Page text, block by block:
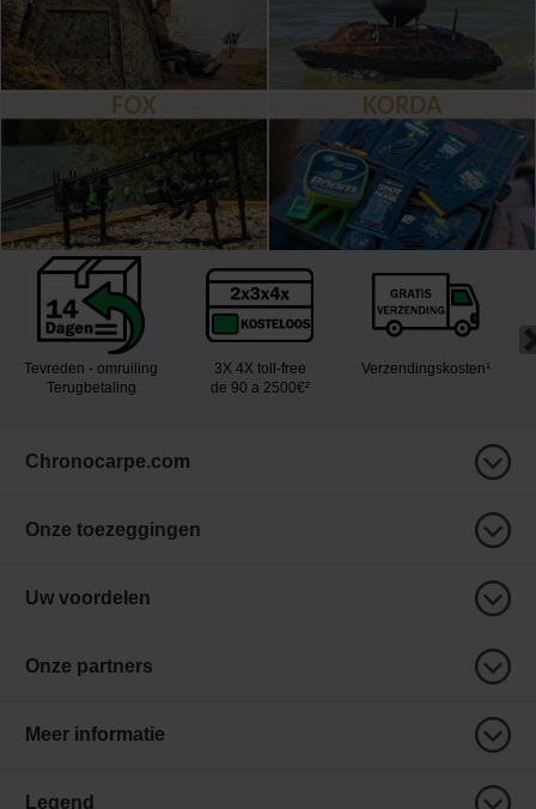
Tevreden - omruiling
Terugbetaling
3X 4X toll-free
de 90 a 2500€²
Verzendingskosten¹
Chronocarpe.com
Onze toezeggingen
Uw voordelen
Onze partners
Meer informatie
Legend